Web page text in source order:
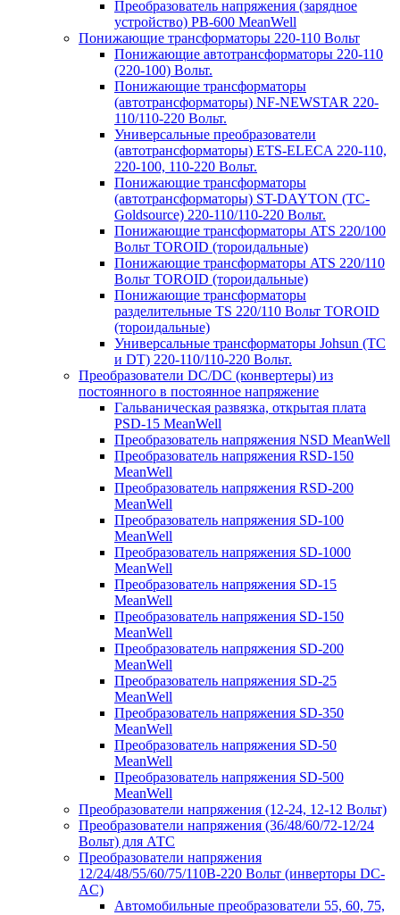
Преобразователь напряжения (зарядное
устройство) PB-600 MeanWell
Понижающие трансформаторы 220-110 Вольт
Понижающие автотрансформаторы 220-110
(220-100) Вольт.
Понижающие трансформаторы
(автотрансформаторы) NF-NEWSTAR 220-
110/110-220 Вольт.
Универсальные преобразователи
(автотрансформаторы) ETS-ELECA 220-110,
220-100, 110-220 Вольт.
Понижающие трансформаторы
(автотрансформаторы) ST-DAYTON (TC-
Goldsource) 220-110/110-220 Вольт.
Понижающие трансформаторы ATS 220/100
Вольт TOROID (тороидальные)
Понижающие трансформаторы ATS 220/110
Вольт TOROID (тороидальные)
Понижающие трансформаторы
разделительные TS 220/110 Вольт TOROID
(тороидальные)
Универсальные трансформаторы Johsun (TС
и DT) 220-110/110-220 Вольт.
Преобразователи DC/DC (конвертеры) из
постоянного в постоянное напряжение
Гальваническая развязка, открытая плата
PSD-15 MeanWell
Преобразователь напряжения NSD MeanWell
Преобразователь напряжения RSD-150
MeanWell
Преобразователь напряжения RSD-200
MeanWell
Преобразователь напряжения SD-100
MeanWell
Преобразователь напряжения SD-1000
MeanWell
Преобразователь напряжения SD-15
MeanWell
Преобразователь напряжения SD-150
MeanWell
Преобразователь напряжения SD-200
MeanWell
Преобразователь напряжения SD-25
MeanWell
Преобразователь напряжения SD-350
MeanWell
Преобразователь напряжения SD-50
MeanWell
Преобразователь напряжения SD-500
MeanWell
Преобразователи напряжения (12-24, 12-12 Вольт)
Преобразователи напряжения (36/48/60/72-12/24
Вольт) для АТС
Преобразователи напряжения
12/24/48/55/60/75/110В-220 Вольт (инверторы DC-
AC)
Автомобильные преобразователи 55, 60, 75,